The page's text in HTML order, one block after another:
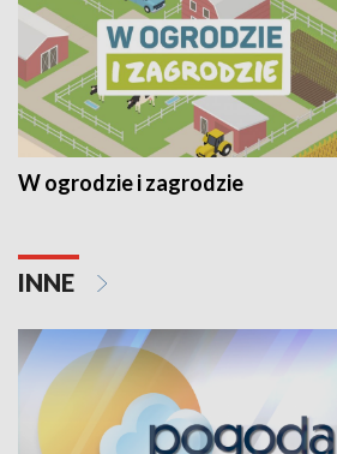
W ogrodzie i zagrodzie
INNE